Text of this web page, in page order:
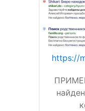
https://